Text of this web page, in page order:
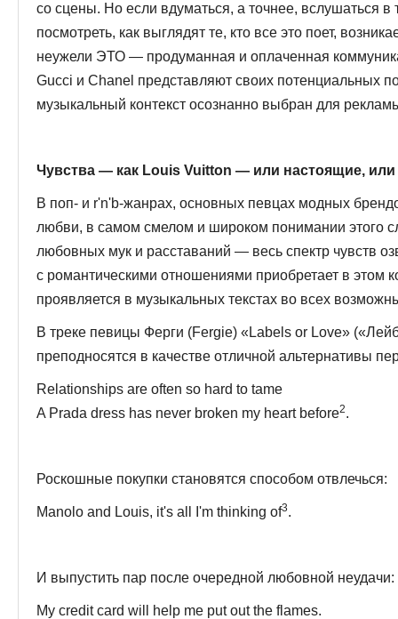
со сцены. Но если вдуматься, а точнее, вслушать­ся в
посмотреть, как выглядят те, кто все это поет,
неужели ЭТО — продуманная и оплаченная
Gucci и Chanel представляют своих потенциальных
музыкальный контекст осознанно выбран для
Чувства — как Louis Vuitton — или настоящие,
В поп- и r'n'b-жанрах, основных певцах модных
любви, в самом смелом и широком понимании это­го
любовных мук и расста­ваний — весь спектр чувств
с романтическими отношениями приобретает в этом
проявляется в музыкальных текстах во всех
В треке певицы Ферги (Fergie) «Labels or Love»
преподносятся в качестве отличной альтерна­тивы
Relationships are often so hard to tame
A Prada dress has never broken my heart before2.
Роскошные покупки становятся способом отвлечься:
Manolo and Louis, it's all I'm thinking of3.
И выпустить пар после очередной любовной неудачи:
My credit card will help me put out the flames.